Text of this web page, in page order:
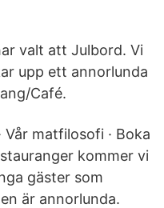
valt att Julbord. Vi
upp ett annorlunda
Café.
matfilosofi · Boka
kommer vi
gäster som
är annorlunda.